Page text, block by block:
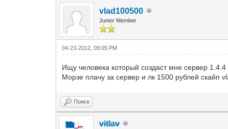
vlad100500
Junior Member
04-23-2012, 09:05 PM
Ищу человека который создаст мне сервер
Морзе плачу за сервер и лк 1500 рублей скайп
Поиск
vitlav